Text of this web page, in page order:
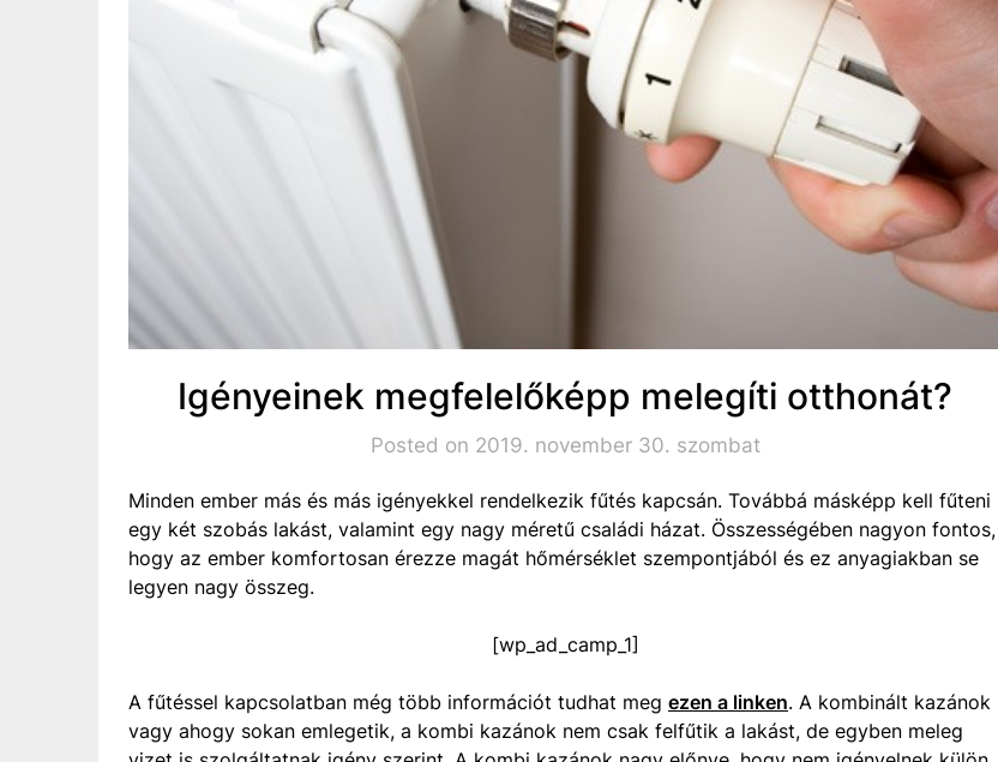
Igényeinek megfelelőképp melegíti otthonát?
Posted on 2019. november 30. szombat
Minden ember más és más igényekkel rendelkezik fűtés kapcsán. Továbbá másképp kell fűteni
egy két szobás lakást, valamint egy nagy méretű családi házat. Összességében nagyon fontos,
hogy az ember komfortosan érezze magát hőmérséklet szempontjából és ez anyagiakban se
legyen nagy összeg.
[wp_ad_camp_1]
A fűtéssel kapcsolatban még több információt tudhat meg ezen a linken. A kombinált kazánok
vagy ahogy sokan emlegetik, a kombi kazánok nem csak felfűtik a lakást, de egyben meleg